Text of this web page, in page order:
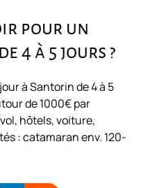
pour un
4 à 5 jours ?
à Santorin de 4 à 5
de 1000€ par
hôtels, voiture,
: catamaran env. 120-